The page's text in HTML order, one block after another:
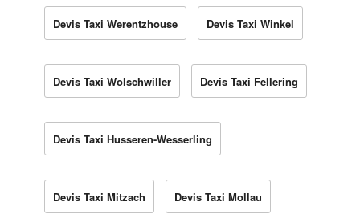
Devis Taxi Werentzhouse Devis Taxi Winkel
Devis Taxi Wolschwiller Devis Taxi Fellering
Devis Taxi Husseren-Wesserling
Devis Taxi Mitzach Devis Taxi Mollau